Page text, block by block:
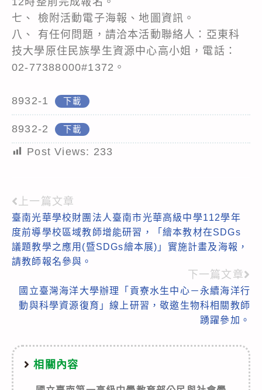
七、 檢附活動電子海報、地圖資訊。
八、 有任何問題，請洽本活動聯絡人：亞東科
技大學原住民族學生資源中心高小姐，電話：
02-77388000#1372。
8932-1 下載
8932-2 下載
Post Views: 233
Read
more
articles
上一篇文章
臺南光華學校財團法人臺南市光華高級中學112學年
度前導學校區域教師增能研習，「繪本教材在SDGs
議題教學之應用(暨SDGs繪本展)」實施計畫及海報，
請教師報名參與。
下一篇文章
國立臺灣海洋大學辦理「貢寮水生中心－永續海洋行
動與科學資源復育」線上研習，敬邀生物科相關教師
踴躍參加。
相關內容